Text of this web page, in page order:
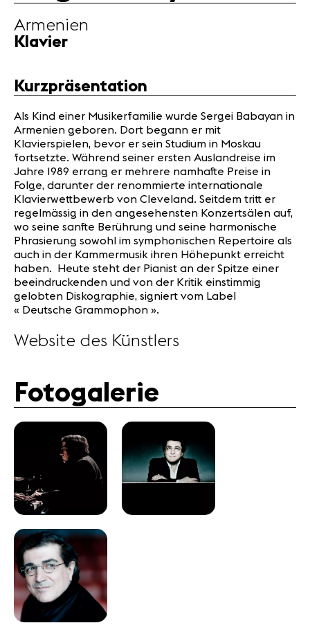
Freiwillige
Medien
Presse
Jobs
Über uns
Impressum
Kontakt
Armenien
Klavier
Kurzpräsentation
Als Kind einer Musikerfamilie wurde Sergei Babayan in
Armenien geboren. Dort begann er mit
Klavierspielen, bevor er sein Studium in Moskau
fortsetzte. Während seiner ersten Auslandreise im
Jahre 1989 errang er mehrere namhafte Preise in
Folge, darunter der renommierte internationale
Klavierwettbewerb von Cleveland. Seitdem tritt er
regelmässig in den angesehensten Konzertsälen auf,
wo seine sanfte Berührung und seine harmonische
Phrasierung sowohl im symphonischen Repertoire als
auch in der Kammermusik ihren Höhepunkt erreicht
haben. Heute steht der Pianist an der Spitze einer
beeindruckenden und von der Kritik einstimmig
gelobten Diskographie, signiert vom Label
« Deutsche Grammophon ».
Website des Künstlers
Fotogalerie